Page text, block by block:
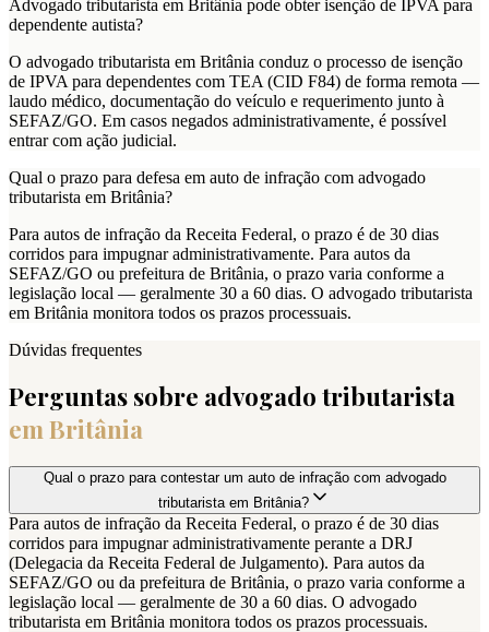
Advogado tributarista em Britânia pode obter isenção de IPVA para
dependente autista?
O advogado tributarista em Britânia conduz o processo de isenção
de IPVA para dependentes com TEA (CID F84) de forma remota —
laudo médico, documentação do veículo e requerimento junto à
SEFAZ/GO. Em casos negados administrativamente, é possível
entrar com ação judicial.
Qual o prazo para defesa em auto de infração com advogado
tributarista em Britânia?
Para autos de infração da Receita Federal, o prazo é de 30 dias
corridos para impugnar administrativamente. Para autos da
SEFAZ/GO ou prefeitura de Britânia, o prazo varia conforme a
legislação local — geralmente 30 a 60 dias. O advogado tributarista
em Britânia monitora todos os prazos processuais.
Dúvidas frequentes
Perguntas sobre advogado tributarista
emBritânia
Qual o prazo para contestar um auto de infração com advogado
tributarista em Britânia?
Para autos de infração da Receita Federal, o prazo é de 30 dias
corridos para impugnar administrativamente perante a DRJ
(Delegacia da Receita Federal de Julgamento). Para autos da
SEFAZ/GO ou da prefeitura de Britânia, o prazo varia conforme a
legislação local — geralmente de 30 a 60 dias. O advogado
tributarista em Britânia monitora todos os prazos processuais.